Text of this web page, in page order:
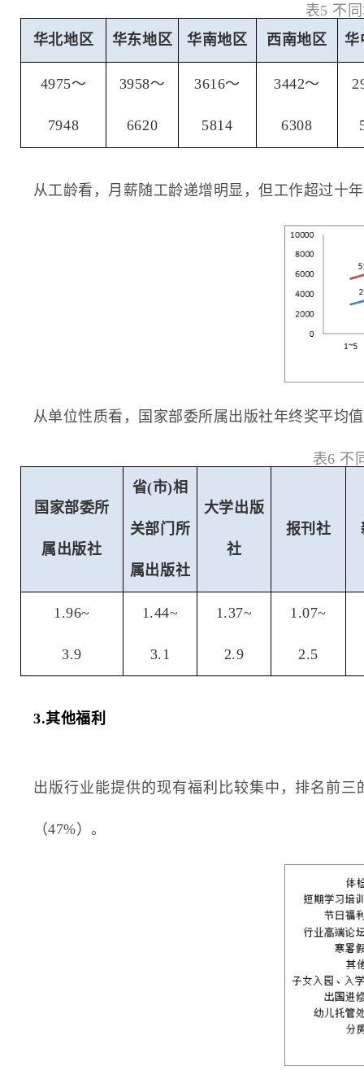
表5 不
华北地区
华东地区 华南地区 西南地区 华
4975～
7948
3958～
6620
3616～
5814
3442～
6308
从工龄看，月薪随工龄递增明显，但工作超过十
从单位性质看，国家部委所属出版社年终奖平均
表6 不
国家部委所
属出版社
省(市)相
关部门所
属出版社
大学出版
社
报刊社
1.96~
3.9
1.44~
3.1
1.37~
2.9
1.07~
2.5
3.其他福利
出版行业能提供的现有福利比较集中，排名前
（47%）。